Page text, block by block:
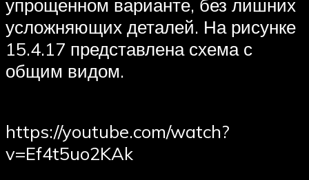
упрощенном варианте, без лишних
усложняющих деталей. На рисунке
15.4.17 представлена схема с
общим видом.
https://youtube.com/watch?
v=Ef4t5uo2KAk